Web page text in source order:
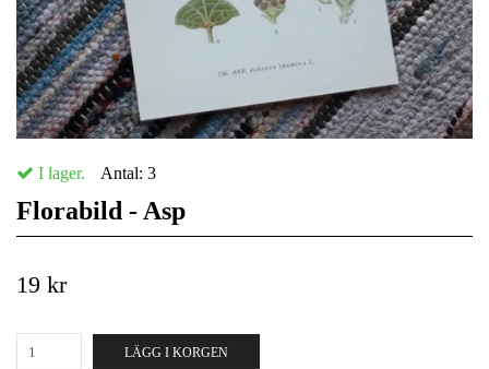
I lager. Antal: 3
Florabild - Asp
19 kr
LÄGG I KORGEN